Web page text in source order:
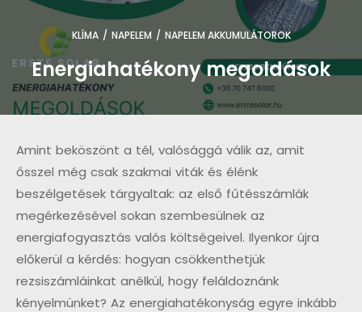
KLÍMA / NAPELEM / NAPELEM AKKUMULÁTOROK
Energiahatékony megoldások
Amint beköszönt a tél, valósággá válik az, amit
ősszel még csak szakmai viták és élénk
beszélgetések tárgyaltak: az első fűtésszámlák
megérkezésével sokan szembesülnek az
energiafogyasztás valós költségeivel. Ilyenkor újra
előkerül a kérdés: hogyan csökkenthetjük
rezsiszámláinkat anélkül, hogy feláldoznánk
kényelmünket? Az energiahatékonyság egyre inkább